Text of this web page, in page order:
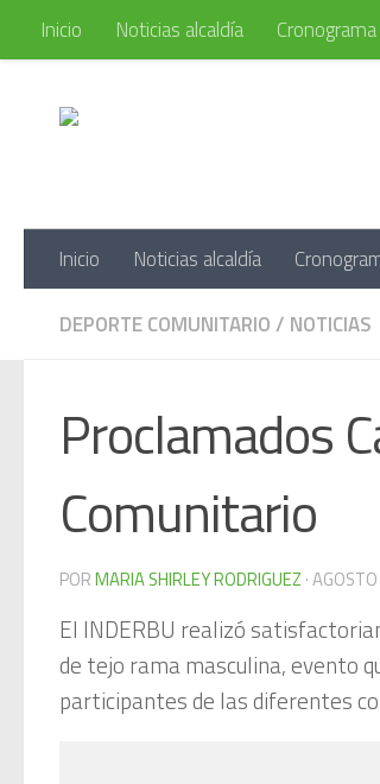
Saltar al contenido
Inicio Noticias alcaldía
Inicio Noticias alcaldía
DEPORTE COMUNITARIO/ NOTICIAS
Proclamados
Comunitario
PORMARIA SHIRLEY RODRIGUEZ ·
El INDERBU realizó
de tejo rama masculina, evento
participantes de las diferentes